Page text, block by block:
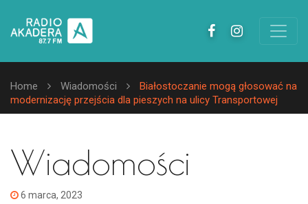
Home Wiadomości
Białostoczanie mogą głosować na
modernizację przejścia dla pieszych na ulicy Transportowej
Wiadomości
6 marca, 2023